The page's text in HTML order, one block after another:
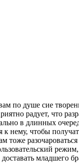
душе сие
радует, что
в длинных
чтобы
режим,
младшего